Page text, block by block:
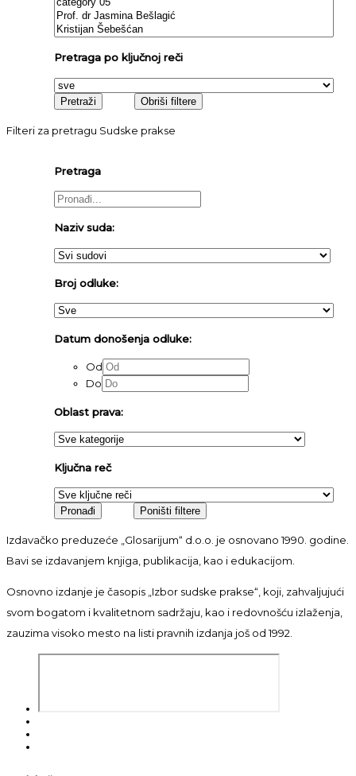
Pretraga po ključnoj reči
Filteri za pretragu Sudske prakse
Pretraga
Naziv suda:
Broj odluke:
Datum donošenja odluke:
Od
Do
Oblast prava:
Ključna reč
Izdavačko preduzeće „Glosarijum“ d.o.o. je osnovano 1990. godine.
Bavi se izdavanjem knjiga, publikacija, kao i edukacijom.
Osnovno izdanje je časopis „Izbor sudske prakse“, koji, zahvaljujući
svom bogatom i kvalitetnom sadržaju, kao i redovnošću izlaženja,
zauzima visoko mesto na listi pravnih izdanja još od 1992.